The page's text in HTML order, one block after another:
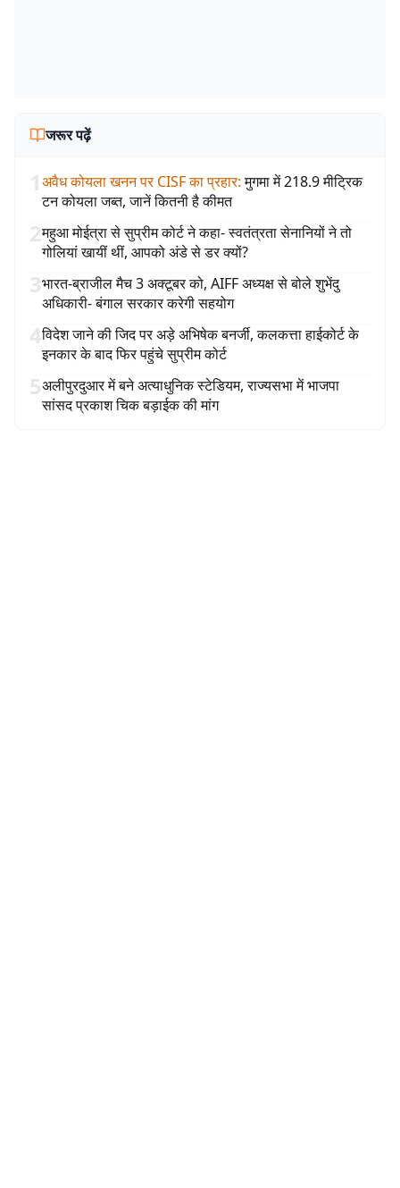
जरूर पढ़ें
1अवैध कोयला खनन पर CISF का प्रहार: मुगमा में 218.9 मीट्रिक
टन कोयला जब्त, जानें कितनी है कीमत
2महुआ मोईत्रा से सुप्रीम कोर्ट ने कहा- स्वतंत्रता सेनानियों ने तो
गोलियां खायीं थीं, आपको अंडे से डर क्यों?
3भारत-ब्राजील मैच 3 अक्टूबर को, AIFF अध्यक्ष से बोले शुभेंदु
अधिकारी- बंगाल सरकार करेगी सहयोग
4विदेश जाने की जिद पर अड़े अभिषेक बनर्जी, कलकत्ता हाईकोर्ट के
इनकार के बाद फिर पहुंचे सुप्रीम कोर्ट
5अलीपुरदुआर में बने अत्याधुनिक स्टेडियम, राज्यसभा में भाजपा
सांसद प्रकाश चिक बड़ाईक की मांग